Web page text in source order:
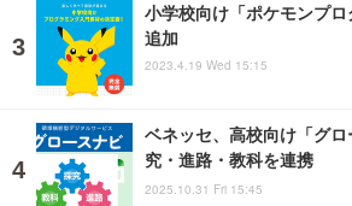
小学校向け「ポケモンプ
追加
2023.4.19 Wed 15:15
ベネッセ、高校向け「グ
究・進路・教科を連携
2025.10.31 Fri 15:45